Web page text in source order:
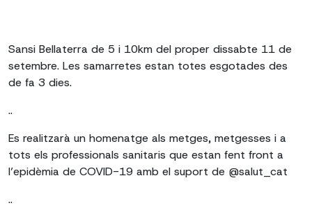
Sansi Bellaterra de 5 i 10km del proper dissabte 11 de
setembre. Les samarretes estan totes esgotades des
de fa 3 dies.
..
Es realitzarà un homenatge als metges, metgesses i a
tots els professionals sanitaris que estan fent front a
l’epidèmia de COVID-19 amb el suport de @salut_cat
..